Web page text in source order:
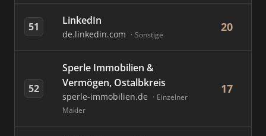
51 LinkedIn
de.linkedin.com Sonstige
20
52
Sperle Immobilien &
Vermögen, Ostalbkreis
sperle-immobilien.de
Einzelner
Makler
17